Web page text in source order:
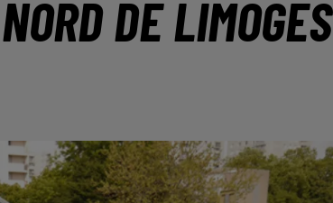
DE LIMOGES